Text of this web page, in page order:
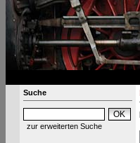
Suche
zur erweiterten Suche